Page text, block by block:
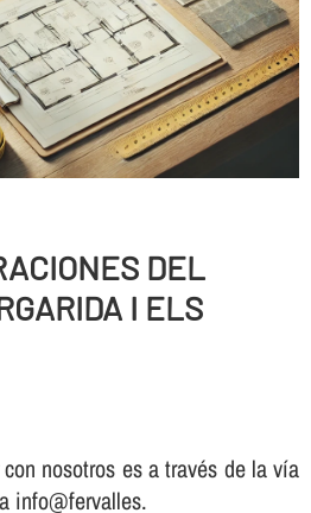
DEL
I ELS
nosotros es a través de la vía
info@fervalles.